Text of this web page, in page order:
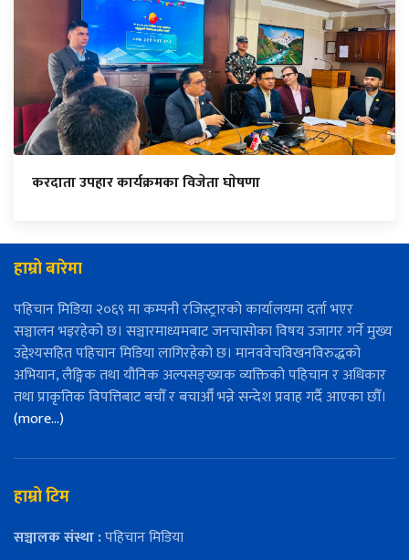
करदाता उपहार कार्यक्रमका विजेता घाेषणा
हाम्रो बारेमा
पहिचान मिडिया २०६९ मा कम्पनी रजिस्ट्रारको कार्यालयमा दर्ता भएर
सञ्चालन भइरहेको छ। सञ्चारमाध्यमबाट जनचासोका विषय उजागर गर्ने मुख्य
उद्देश्यसहित पहिचान मिडिया लागिरहेको छ। मानववेचविखनविरुद्धको
अभियान, लैङ्गिक तथा यौनिक अल्पसङ्ख्यक व्यक्तिको पहिचान र अधिकार
तथा प्राकृतिक विपत्तिबाट बचौँ र बचाऔँ भन्ने सन्देश प्रवाह गर्दै आएका छौँ।
(more…)
हाम्रो टिम
सञ्चालक संस्था :पहिचान मिडिया